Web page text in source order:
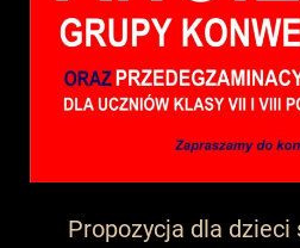
Propozycja dla dzieci